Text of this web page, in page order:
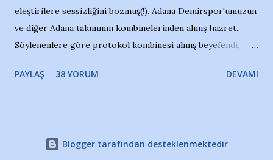
eleştirilere sessizliğini bozmuş(!). Adana Demirspor'umuzun
ve diğer Adana takımının kombinelerinden almış hazret..
Söylenenlere göre protokol kombinesi almış beyefendi,
ki kombineyi Bekir Başkan'dan alırken; dillere destan..
Takımıma maddi gelir oldu diye seviniyorum, fakat bu
PAYLAŞ 38 YORUM DEVAMI
Blogger tarafından desteklenmektedir